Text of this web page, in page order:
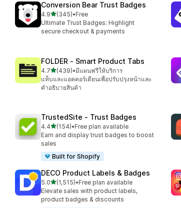
Conversion Bear Trust Badges
4.9เต็ม 5 ดาว
(345)
ทั้งหมด 345 รีวิว
•Free
Ultimate Trust Badges: Highlight
secure checkout & payments
FOLDER ‑ Smart Product Tabs
4.7เต็ม 5 ดาว
(439)
ทั้งหมด 439 รีวิว
•มีแผนฟรีให้บริการ
แท็บและแอคคอร์เดียนเพื่อปรับปรุงหน้าและ
คำอธิบายสินค้า
TrustedSite ‑ Trust Badges
4.4เต็ม 5 ดาว
(154)
ทั้งหมด 154 รีวิว
•Free plan available
Earn and display trust badges to boost
sales
Built for Shopify
DECO Product Labels & Badges
5.0เต็ม 5 ดาว
(1,515)
ทั้งหมด 1515 รีวิว
•Free plan available
Elevate sales with product labels,
product badges & discounts